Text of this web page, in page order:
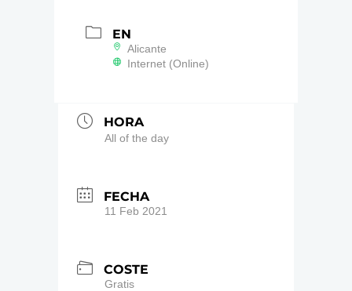
EN
Alicante
Internet (Online)
HORA
All of the day
FECHA
11 Feb 2021
COSTE
Gratis